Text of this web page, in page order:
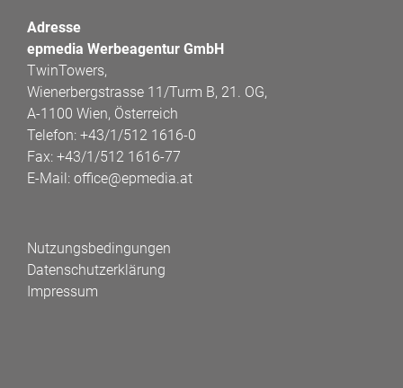
Adresse
epmedia Werbeagentur GmbH
TwinTowers,
Wienerbergstrasse 11/Turm B, 21. OG,
A-1100 Wien, Österreich
Telefon: +43/1/512 1616-0
Fax: +43/1/512 1616-77
E-Mail: office@epmedia.at
Nutzungsbedingungen
Datenschutzerklärung
Impressum